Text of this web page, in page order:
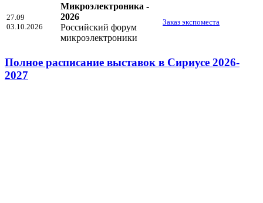
27.09
03.10.2026
Микроэлектроника -
2026
Российский форум
микроэлектроники
Заказ экспоместа
Полное расписание выставок в Сириусе 2026-
2027